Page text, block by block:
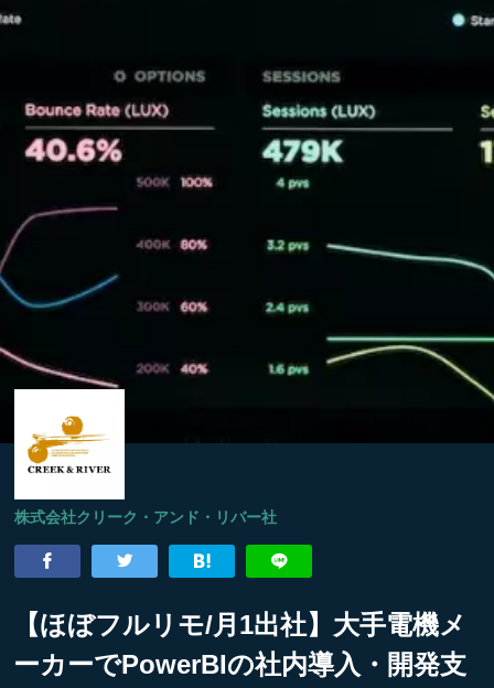
株式会社クリーク・アンド・リバー社
【ほぼフルリモ/月1出社】大手電機メ
ーカーでPowerBIの社内導入・開発支